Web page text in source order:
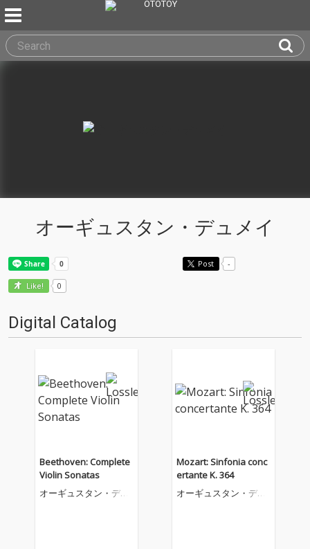
オーギュスタン・デュメイ
Post -
Like! 0
Digital Catalog
Beethoven: Complete
Violin Sonatas
オーギュスタン・デュ
Mozart: Sinfonia conc
ertante K. 364
オーギュスタン・デュ